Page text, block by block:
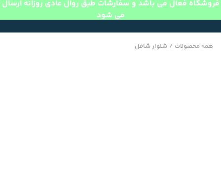
فروشگاه فعال می باشد و سفارشات طبق روال عادی روزانه ارسال
می شود
همه محصولات / شلوار شافل